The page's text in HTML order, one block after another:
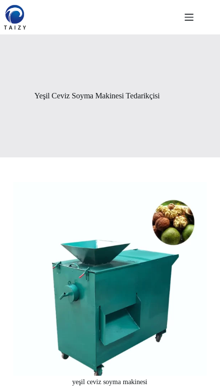
Skip
content
Yeşil Ceviz Soyma Makinesi Tedarikçisi
yeşil ceviz soyma makinesi